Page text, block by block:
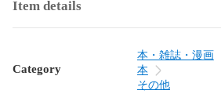
Item details
Category
本・雑誌・漫画
本
その他